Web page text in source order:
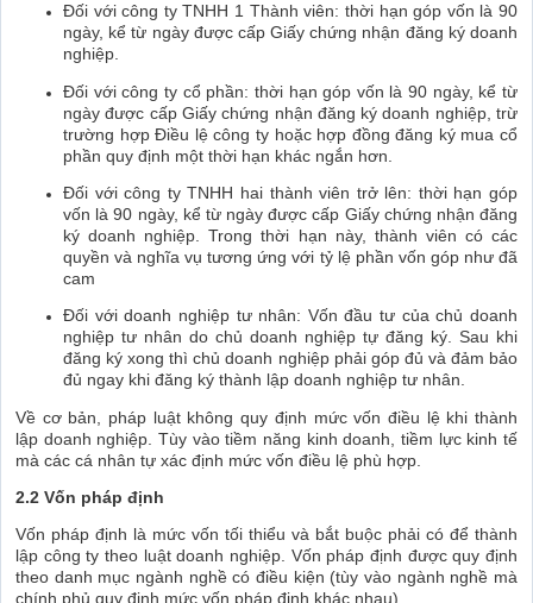
Đối với công ty TNHH 1 Thành viên: thời hạn góp vốn là 90
ngày, kể từ ngày được cấp Giấy chứng nhận đăng ký doanh
nghiệp.
Đối với công ty cổ phần: thời hạn góp vốn là 90 ngày, kể từ
ngày được cấp Giấy chứng nhận đăng ký doanh nghiệp, trừ
trường hợp Điều lệ công ty hoặc hợp đồng đăng ký mua cổ
phần quy định một thời hạn khác ngắn hơn.
Đối với công ty TNHH hai thành viên trở lên: thời hạn góp
vốn là 90 ngày, kể từ ngày được cấp Giấy chứng nhận đăng
ký doanh nghiệp. Trong thời hạn này, thành viên có các
quyền và nghĩa vụ tương ứng với tỷ lệ phần vốn góp như đã
cam
Đối với doanh nghiệp tư nhân: Vốn đầu tư của chủ doanh
nghiệp tư nhân do chủ doanh nghiệp tự đăng ký. Sau khi
đăng ký xong thì chủ doanh nghiệp phải góp đủ và đảm bảo
đủ ngay khi đăng ký thành lập doanh nghiệp tư nhân.
Về cơ bản, pháp luật không quy định mức vốn điều lệ khi thành
lập doanh nghiệp. Tùy vào tiềm năng kinh doanh, tiềm lực kinh tế
mà các cá nhân tự xác định mức vốn điều lệ phù hợp.
2.2 Vốn pháp định
Vốn pháp định là mức vốn tối thiểu và bắt buộc phải có để thành
lập công ty theo luật doanh nghiệp. Vốn pháp định được quy định
theo danh mục ngành nghề có điều kiện (tùy vào ngành nghề mà
chính phủ quy định mức vốn pháp định khác nhau)